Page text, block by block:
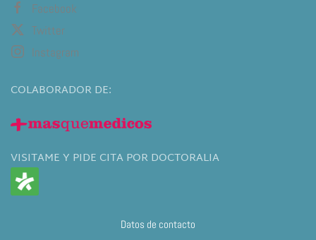
Facebook
Twitter
Instagram
COLABORADOR DE:
VISITAME Y PIDE CITA POR DOCTORALIA
Datos de contacto